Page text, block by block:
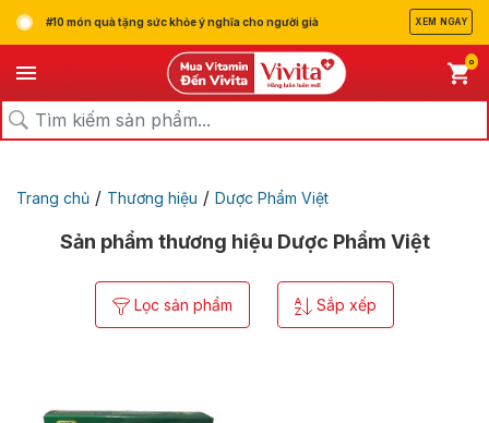
#10 món quà tặng sức khỏe ý nghĩa cho người già XEM NGAY
0
Trang chủ / Thương hiệu / Dược Phẩm Việt
Sản phẩm thương hiệu Dược Phẩm Việt
Lọc sản phẩm Sắp xếp